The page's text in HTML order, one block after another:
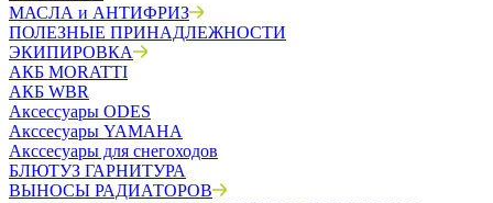
МАСЛА и АНТИФРИЗ
ПОЛЕЗНЫЕ ПРИНАДЛЕЖНОСТИ
ЭКИПИРОВКА
АКБ MORATTI
АКБ WBR
Аксессуары ODES
Акссесуары YAMAHA
Акссесуары для снегоходов
БЛЮТУЗ ГАРНИТУРА
ВЫНОСЫ РАДИАТОРОВ